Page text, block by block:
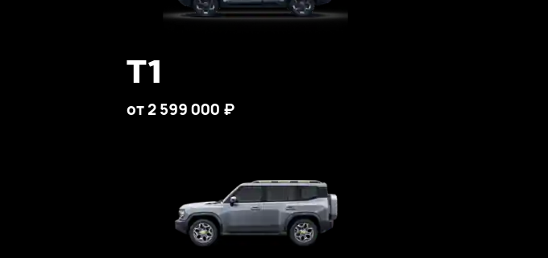
T1
от 2 599 000 ₽